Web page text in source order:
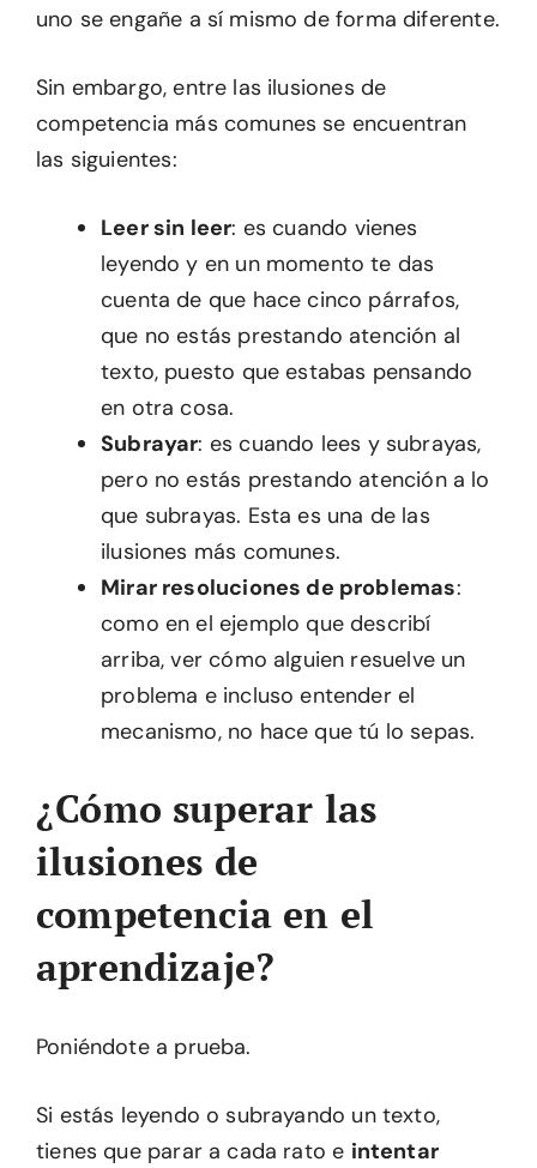
uno se engañe a sí mismo de forma diferente.
Sin embargo, entre las ilusiones de
competencia más comunes se encuentran
las siguientes:
Leer sin leer: es cuando vienes
leyendo y en un momento te das
cuenta de que hace cinco párrafos,
que no estás prestando atención al
texto, puesto que estabas pensando
en otra cosa.
Subrayar: es cuando lees y subrayas,
pero no estás prestando atención a lo
que subrayas. Esta es una de las
ilusiones más comunes.
Mirar resoluciones de problemas:
como en el ejemplo que describí
arriba, ver cómo alguien resuelve un
problema e incluso entender el
mecanismo, no hace que tú lo sepas.
¿Cómo superar las
ilusiones de
competencia en el
aprendizaje?
Poniéndote a prueba.
Si estás leyendo o subrayando un texto,
tienes que parar a cada rato e intentar